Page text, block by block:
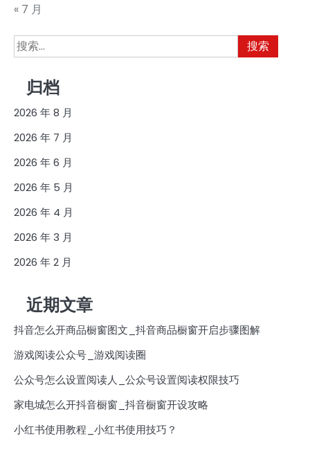
« 7 月
搜
索：
归档
2026 年 8 月
2026 年 7 月
2026 年 6 月
2026 年 5 月
2026 年 4 月
2026 年 3 月
2026 年 2 月
近期文章
抖音怎么开商品橱窗图文_抖音商品橱窗开启步骤图解
游戏阅读公众号_游戏阅读圈
公众号怎么设置阅读人_公众号设置阅读权限技巧
家电城怎么开抖音橱窗_抖音橱窗开设攻略
小红书使用教程_小红书使用技巧？